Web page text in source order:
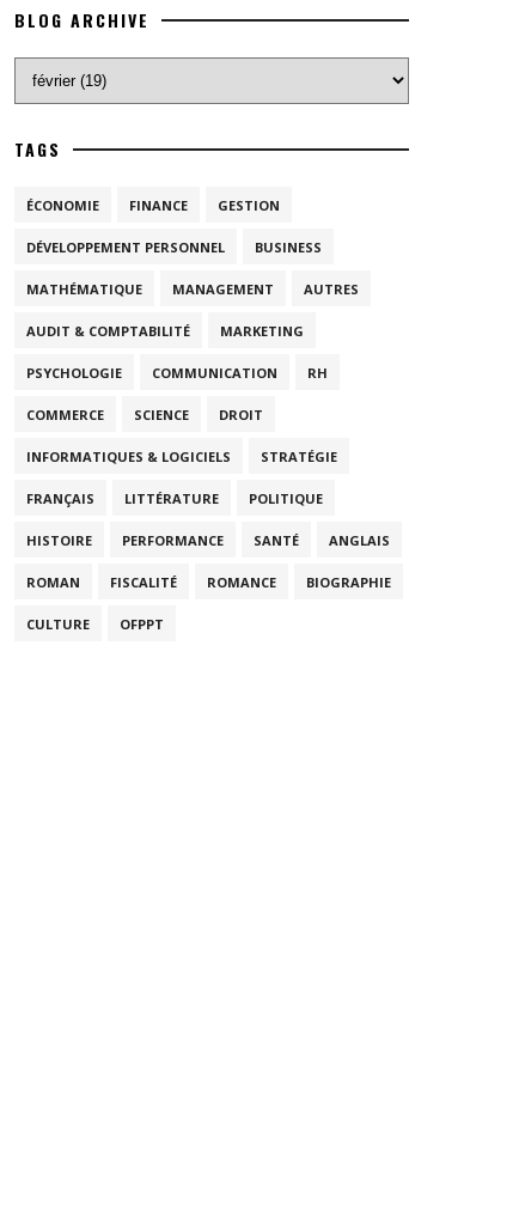
BLOG ARCHIVE
TAGS
ÉCONOMIE FINANCE GESTION
DÉVELOPPEMENT PERSONNEL BUSINESS
MATHÉMATIQUE MANAGEMENT AUTRES
AUDIT & COMPTABILITÉ MARKETING
PSYCHOLOGIE COMMUNICATION RH
COMMERCE SCIENCE DROIT
INFORMATIQUES & LOGICIELS STRATÉGIE
FRANÇAIS LITTÉRATURE POLITIQUE
HISTOIRE PERFORMANCE SANTÉ ANGLAIS
ROMAN FISCALITÉ ROMANCE BIOGRAPHIE
CULTURE OFPPT